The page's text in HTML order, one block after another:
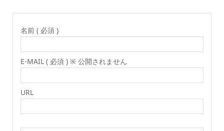
名前 ( 必須 )
E-MAIL ( 必須 ) ※ 公開されません
URL